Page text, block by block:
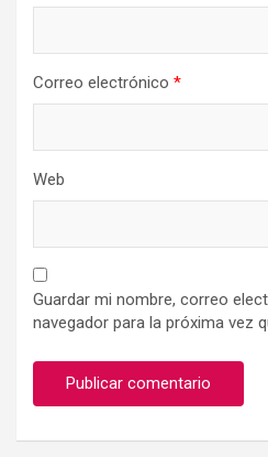
Correo electrónico *
Web
Guardar mi nombre, correo
navegador para la próxima vez